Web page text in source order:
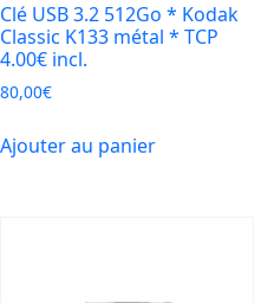
Clé USB 3.2 512Go * Kodak
Classic K133 métal * TCP
4.00€ incl.
80,00€
Ajouter au panier